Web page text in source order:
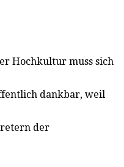
Hochkultur muss sich
dankbar, weil
der